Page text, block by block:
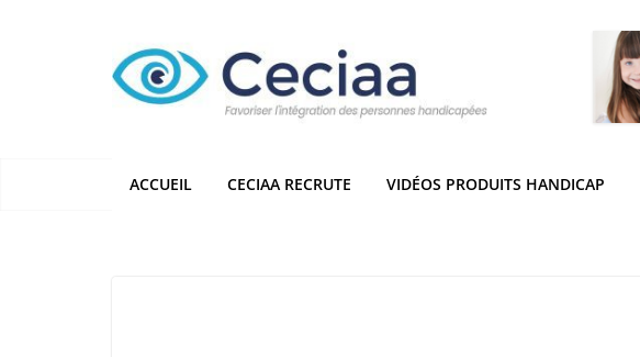
ACCUEIL CECIAA RECRUTE VIDÉOS PRODUITS HANDICAP